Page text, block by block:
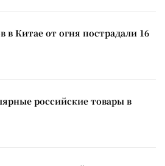
в Китае от огня пострадали 16
российские товары в